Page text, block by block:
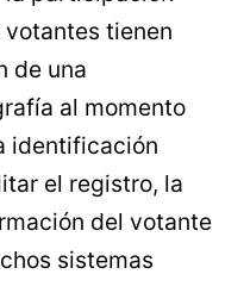
tienen
de una
al momento
identificación
el registro, la
del votante
sistemas